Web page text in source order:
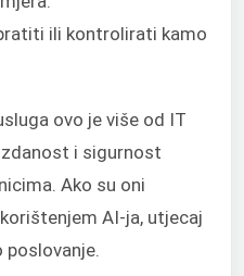
ili kontrolirati kamo
ovo je više od IT
i sigurnost
Ako su oni
AI-ja, utjecaj